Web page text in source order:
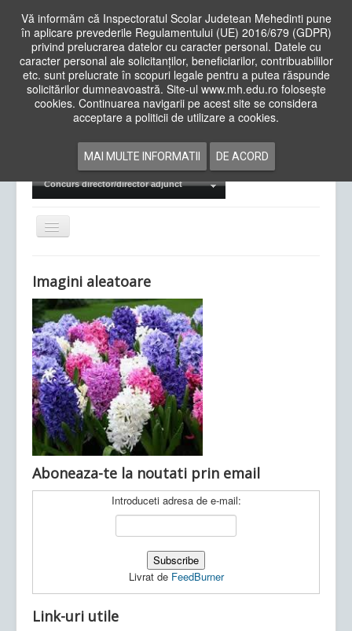
Vă informăm că Inspectoratul Scolar Judetean Mehedinti pune
în aplicare prevederile Regulamentului (UE) 2016/679 (GDPR)
privind prelucrarea datelor cu caracter personal. Datele cu
caracter personal ale solicitanților, beneficiarilor, contribuabililor
etc. sunt prelucrate în scopuri legale pentru a putea răspunde
solicitărilor dumneavoastră. Site-ul www.mh.edu.ro folosește
cookies. Continuarea navigarii pe acest site se considera
acceptare a politicii de utilizare a cookies.
MAI MULTE INFORMATII DE ACORD
Cauta
in
siteAcasa Cadre Didactice
Examene Naționale
Concurs director/director adjunct
Comută
navigarea
Ultimele articole: Vi, 04.11.2022 -
Județean Mehedinți
Imagini aleatoare
Aboneaza-te la noutati prin email
Introduceti adresa de e-mail:
Livrat de FeedBurner
Link-uri utile